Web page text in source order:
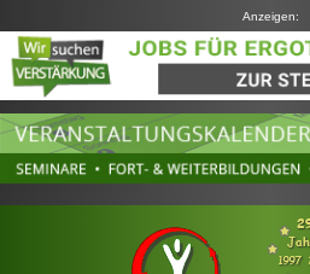
Anzeigen: